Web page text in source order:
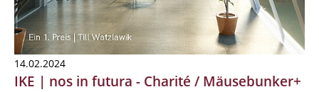
14.02.2024
IKE | nos in futura - Charité / Mäusebunker+